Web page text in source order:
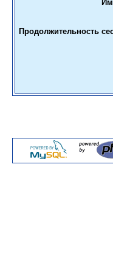
Продолжительность